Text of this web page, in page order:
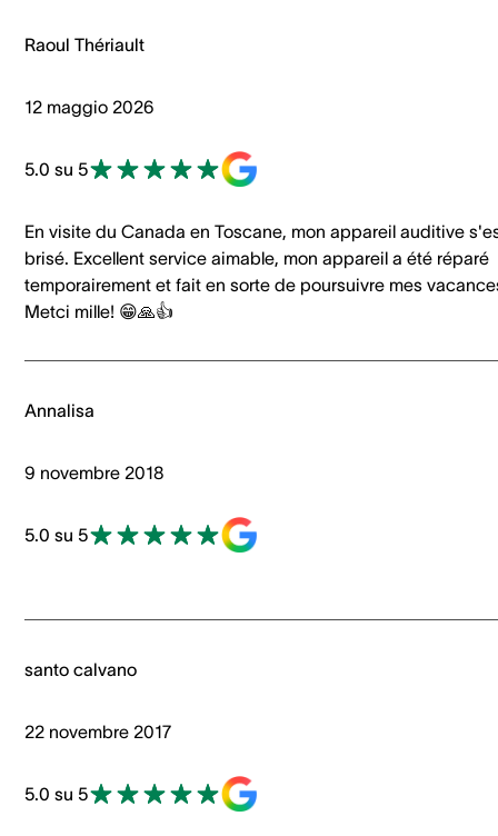
Raoul Thériault
12 maggio 2026
5.0 su 5
En visite du Canada en Toscane, mon appareil auditive
brisé. Excellent service aimable, mon appareil a été réparé
temporairement et fait en sorte de poursuivre mes
Metci mille! 😁🙏👍
Annalisa
9 novembre 2018
5.0 su 5
santo calvano
22 novembre 2017
5.0 su 5